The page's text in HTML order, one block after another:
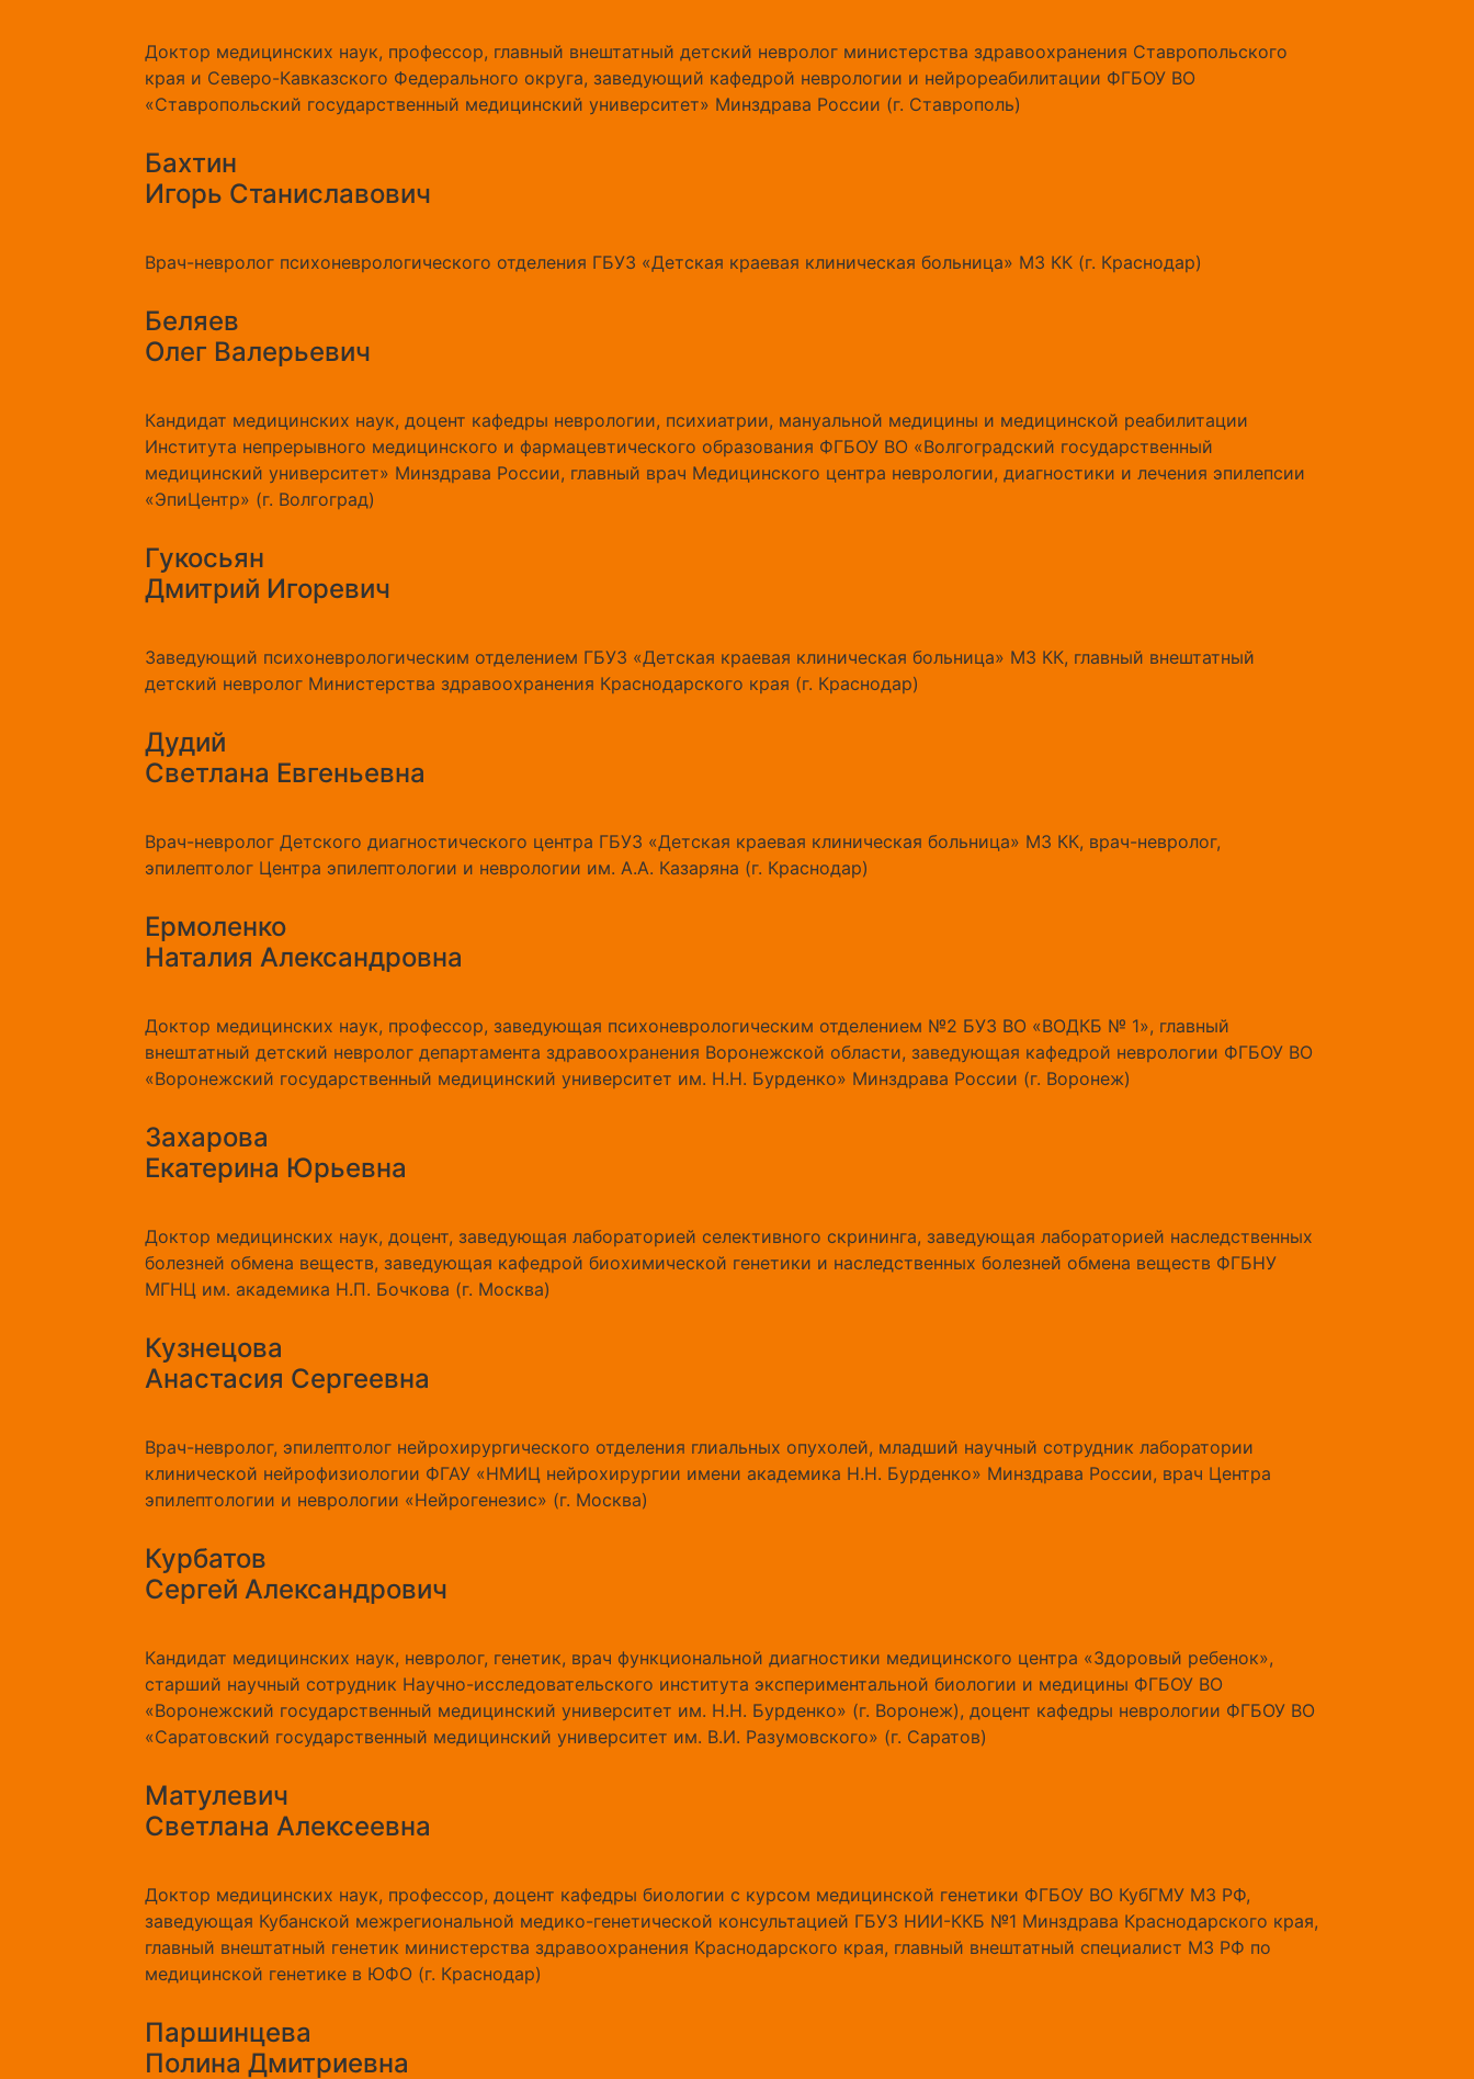
Доктор медицинских наук, профессор, главный внештатный детский невролог министерства здравоохранения Ставропольского
края и Северо-Кавказского Федерального округа, заведующий кафедрой неврологии и нейрореабилитации ФГБОУ ВО
«Ставропольский государственный медицинский университет» Минздрава России (г. Ставрополь)
Бахтин
Игорь Станиславович
Врач-невролог психоневрологического отделения ГБУЗ «Детская краевая клиническая больница» МЗ КК (г. Краснодар)
Беляев
Олег Валерьевич
Кандидат медицинских наук, доцент кафедры неврологии, психиатрии, мануальной медицины и медицинской реабилитации
Института непрерывного медицинского и фармацевтического образования ФГБОУ ВО «Волгоградский государственный
медицинский университет» Минздрава России, главный врач Медицинского центра неврологии, диагностики и лечения эпилепсии
«ЭпиЦентр» (г. Волгоград)
Гукосьян
Дмитрий Игоревич
Заведующий психоневрологическим отделением ГБУЗ «Детская краевая клиническая больница» МЗ КК, главный внештатный
детский невролог Министерства здравоохранения Краснодарского края (г. Краснодар)
Дудий
Светлана Евгеньевна
Врач-невролог Детского диагностического центра ГБУЗ «Детская краевая клиническая больница» МЗ КК, врач-невролог,
эпилептолог Центра эпилептологии и неврологии им. А.А. Казаряна (г. Краснодар)
Ермоленко
Наталия Александровна
Доктор медицинских наук, профессор, заведующая психоневрологическим отделением №2 БУЗ ВО «ВОДКБ № 1», главный
внештатный детский невролог департамента здравоохранения Воронежской области, заведующая кафедрой неврологии ФГБОУ ВО
«Воронежский государственный медицинский университет им. Н.Н. Бурденко» Минздрава России (г. Воронеж)
Захарова
Екатерина Юрьевна
Доктор медицинских наук, доцент, заведующая лабораторией селективного скрининга, заведующая лабораторией наследственных
болезней обмена веществ, заведующая кафедрой биохимической генетики и наследственных болезней̆ обмена веществ ФГБНУ
МГНЦ им. академика Н.П. Бочкова (г. Москва)
Кузнецова
Анастасия Сергеевна
Врач-невролог, эпилептолог нейрохирургического отделения глиальных опухолей, младший научный сотрудник лаборатории
клинической нейрофизиологии ФГАУ «НМИЦ нейрохирургии имени академика Н.Н. Бурденко» Минздрава России, врач Центра
эпилептологии и неврологии «Нейрогенезис» (г. Москва)
Курбатов
Сергей Александрович
Кандидат медицинских наук, невролог, генетик, врач функциональной диагностики медицинского центра «Здоровый ребенок»,
старший научный сотрудник Научно-исследовательского института экспериментальной биологии и медицины ФГБОУ ВО
«Воронежский государственный медицинский университет им. Н.Н. Бурденко» (г. Воронеж), доцент кафедры неврологии ФГБОУ ВО
«Саратовский государственный медицинский университет им. В.И. Разумовского» (г. Саратов)
Матулевич
Светлана Алексеевна
Доктор медицинских наук, профессор, доцент кафедры биологии с курсом медицинской генетики ФГБОУ ВО КубГМУ МЗ РФ,
заведующая Кубанской межрегиональной медико-генетической консультацией ГБУЗ НИИ-ККБ №1 Минздрава Краснодарского края,
главный внештатный генетик министерства здравоохранения Краснодарского края, главный внештатный специалист МЗ РФ по
медицинской генетике в ЮФО (г. Краснодар)
Паршинцева
Полина Дмитриевна